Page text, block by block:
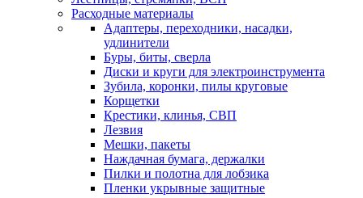
Расходные материалы
Адаптеры, переходники, насадки,
удлинители
Буры, биты, сверла
Диски и круги для электроинструмента
Зубила, коронки, пилы круговые
Корщетки
Крестики, клинья, СВП
Лезвия
Мешки, пакеты
Наждачная бумага, держалки
Пилки и полотна для лобзика
Пленки укрывные защитные